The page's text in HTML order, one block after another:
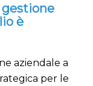
è
aziendale a
per le